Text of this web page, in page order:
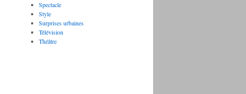
Spectacle
Style
Surprises urbaines
Télévision
Théâtre